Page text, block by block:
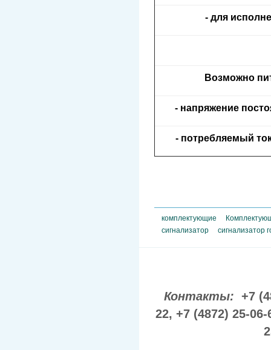
- для
Возможно
- напряжение
- потребляемый
комплектующие
сигнализатор
сигнализатор
Контакты: +7
22, +7 (4872) 25-